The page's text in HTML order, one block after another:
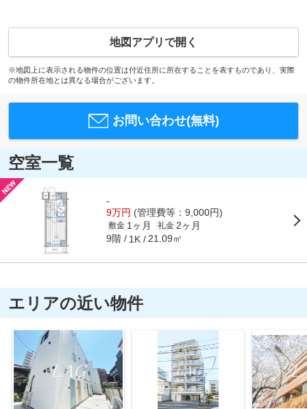
地図アプリで開く
※地図上に表示される物件の位置は付近住所に所在することを表すものであり、実際
の物件所在地とは異なる場合がございます。
お問い合わせ(無料)
空室一覧
-
9万円 (管理費等：9,000円)
敷金 1ヶ月 礼金 2ヶ月
9階 1K 21.09㎡
エリアの近い物件